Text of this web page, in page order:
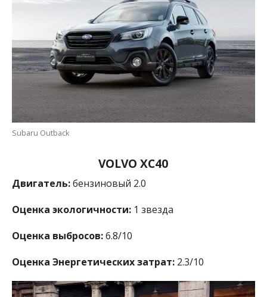
Subaru Outback
VOLVO XC40
Двигатель:бензиновый 2.0
Оценка экологичности: 1 звезда
Оценка выбросов:6.8/10
Оценка Энергетических затрат:2.3/10